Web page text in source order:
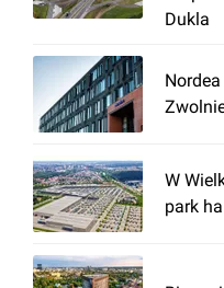
Dukla
W
park